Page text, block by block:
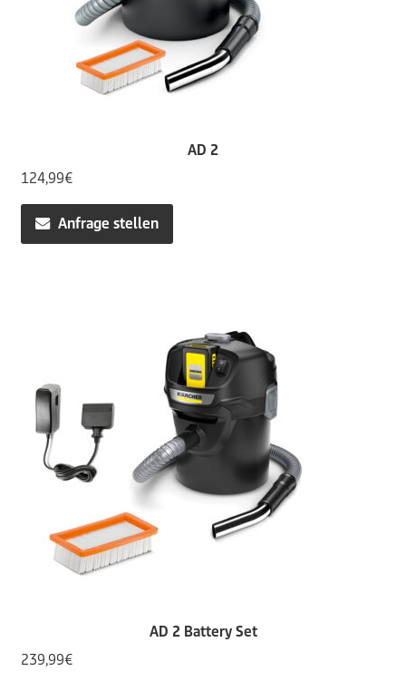
AD 2
124,99€
Anfrage stellen
AD 2 Battery Set
239,99€